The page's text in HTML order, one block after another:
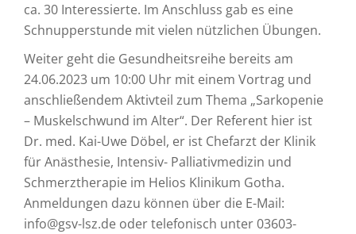
ca. 30 Interessierte. Im Anschluss gab es eine
Schnupperstunde mit vielen nützlichen Übungen.
Weiter geht die Gesundheitsreihe bereits am
24.06.2023 um 10:00 Uhr mit einem Vortrag und
anschließendem Aktivteil zum Thema „Sarkopenie
– Muskelschwund im Alter“. Der Referent hier ist
Dr. med. Kai-Uwe Döbel, er ist Chefarzt der Klinik
für Anästhesie, Intensiv- Palliativmedizin und
Schmerztherapie im Helios Klinikum Gotha.
Anmeldungen dazu können über die E-Mail:
info@gsv-lsz.de oder telefonisch unter 03603-